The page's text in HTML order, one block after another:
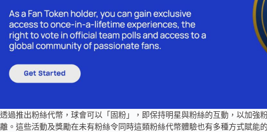
透過推出粉絲代幣，球會可以「固粉」，即保持明星與粉絲的互動，以加強
離。這些活動及獎勵在未有粉絲令同時這類粉絲代幣體驗也有多種方式賦能